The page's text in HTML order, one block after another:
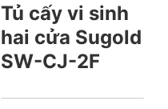
Tủ cấy vi sinh
hai cửa Sugold
SW-CJ-2F